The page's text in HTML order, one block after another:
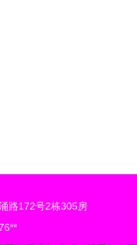
路172号2栋305房